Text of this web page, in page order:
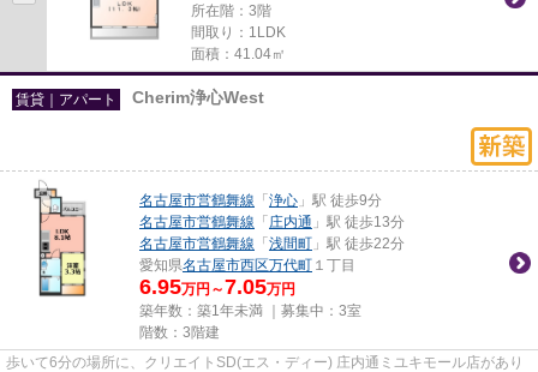
所在階：3階
間取り：1LDK
面積：41.04㎡
賃貸｜アパート Cherim浄心West
名古屋市営鶴舞線 「 浄心 」駅 徒歩9分
名古屋市営鶴舞線 「 庄内通 」駅 徒歩13分
名古屋市営鶴舞線 「 浅間町 」駅 徒歩22分
愛知県名古屋市西区万代町 １丁目
6.95万円～7.05万円
築年数：築1年未満 ｜募集中： 3室
階数：3階建
歩いて6分の場所に、クリエイトSD(エス・ディー) 庄内通ミユキモール店があり